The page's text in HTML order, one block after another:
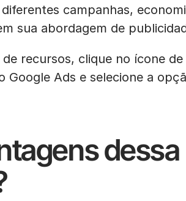
campanhas,
sua abordagem de
de recursos, clique no ícone
Google Ads e selecione a
dessa